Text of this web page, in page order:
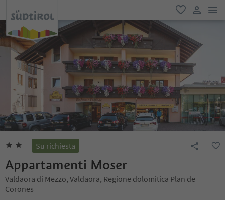
favoriti
user link
Su richiesta
Appartamenti Moser
Valdaora di Mezzo, Valdaora, Regione dolomitica Plan de
Corones